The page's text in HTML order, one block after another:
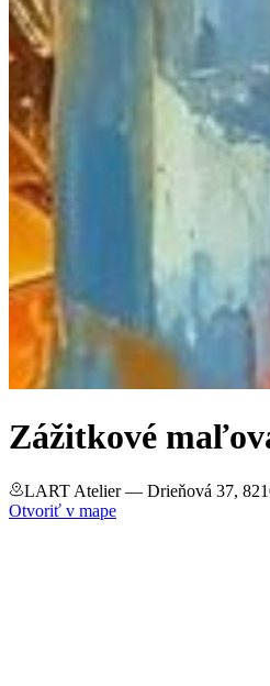
Zážitkové
LART Atelier— Drieňová 37,
Otvoriť v mape